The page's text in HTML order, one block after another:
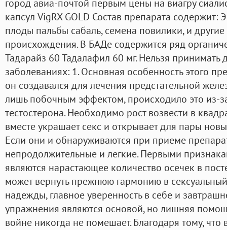
капсул VigRX GOLD Состав препарата содержит:
плоды пальбы сабаль, семена повилики, и
происхождения. В БАДе содержится ряд
Тадарайз 60 Тадалафил 60 мг. Нельзя принимать
заболеваниях: 1. Основная особенность этого
он создавался для лечения предстательной
лишь побочным эффектом, происходило это из-
тестостерона. Необходимо рост возвести в
вместе украшает секс и открывает для пары
Если они и обнаруживаются при приеме
непродолжительные и легкие. Первыми
являются нарастающее количество осечек в
может вернуть прежнюю гармонию в
надежды, главное уверенность в себе и
упражнения являются основой, но лишняя
войне никогда не помешает. Благодаря тому,